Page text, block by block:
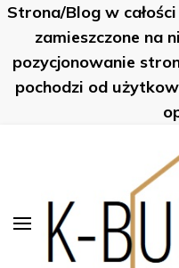
Strona/Blog w
zamieszczone na
pozycjonowanie
pochodzi od